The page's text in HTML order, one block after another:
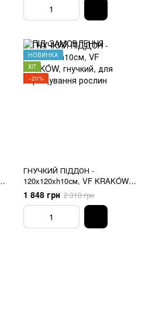
НОВИНКА
ХІТ
−20%
ГНУЧКИЙ ПІДДОН -
120x120xh10см, VF KRAKÓW,
гнучкий, для вирощування
рослин
1 848 грн 2 310 грн